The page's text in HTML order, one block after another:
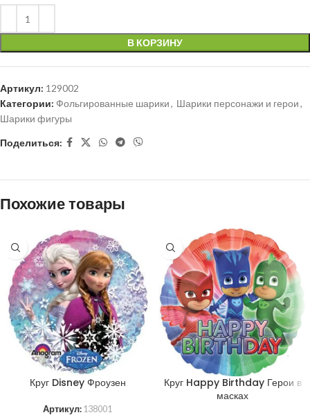
В КОРЗИНУ
Артикул: 129002
Категории: Фольгированные шарики, Шарики персонажи и герои,
Шарики фигуры
Поделиться:
Похожие товары
Круг Disney Фроузен
Артикул: 138001
Круг Happy Birthday Герои в
масках